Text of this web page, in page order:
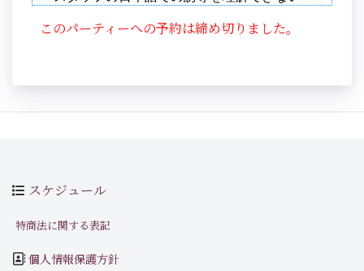
このパーティーへの予約は締め切りました。
スケジュール
特商法に関する表記
個人情報保護方針